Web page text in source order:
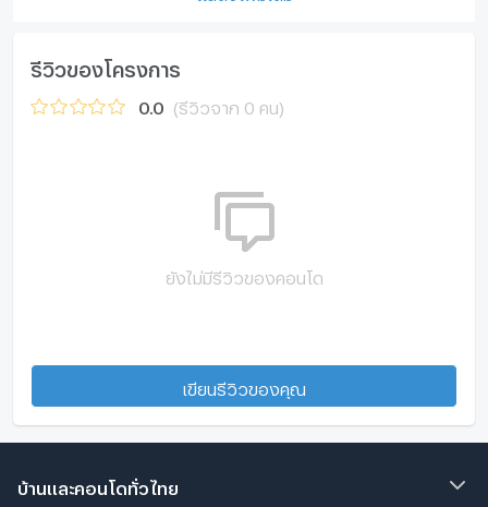
รีวิวของโครงการ
0.0 (รีวิวจาก 0 คน)
ยังไม่มีรีวิวของคอนโด
เขียนรีวิวของคุณ
บ้านและคอนโดทั่วไทย